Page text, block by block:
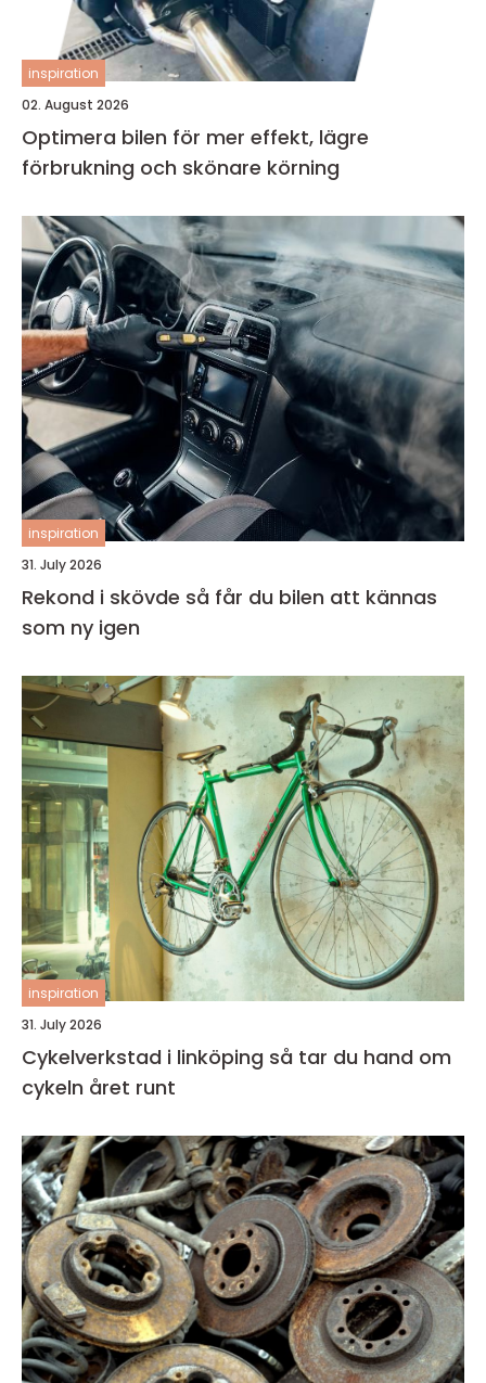
inspiration
02. August 2026
Optimera bilen för mer effekt, lägre
förbrukning och skönare körning
inspiration
31. July 2026
Rekond i skövde så får du bilen att kännas
som ny igen
inspiration
31. July 2026
Cykelverkstad i linköping så tar du hand om
cykeln året runt